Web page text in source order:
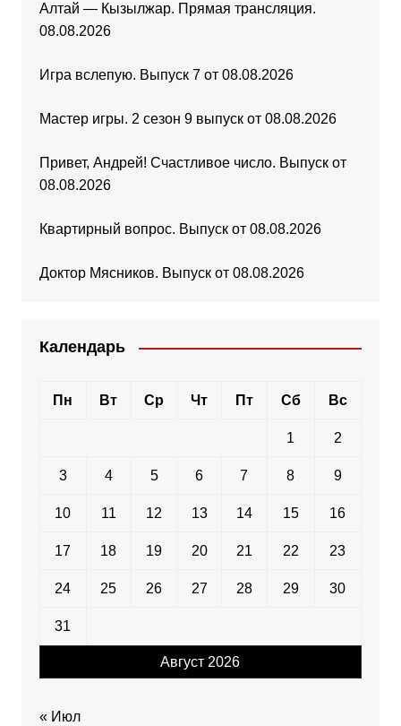
Алтай — Кызылжар. Прямая трансляция.
08.08.2026
Игра вслепую. Выпуск 7 от 08.08.2026
Мастер игры. 2 сезон 9 выпуск от 08.08.2026
Привет, Андрей! Счастливое число. Выпуск от
08.08.2026
Квартирный вопрос. Выпуск от 08.08.2026
Доктор Мясников. Выпуск от 08.08.2026
Календарь
Август 2026
Пн Вт Ср Чт Пт Сб Вс
1 2
3 4 5 6 7 8 9
10 11 12 13 14 15 16
17 18 19 20 21 22 23
24 25 26 27 28 29 30
31
« Июл